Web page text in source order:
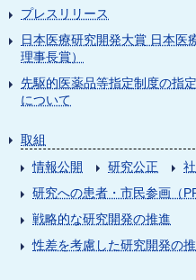
プレスリリース
日本医療研究開発大賞 日本医
理事長賞）
先駆的医薬品等指定制度の指
について
取組
情報公開
研究公正
研究への患者・市民参画（
戦略的な研究開発の推進
性差を考慮した研究開発の